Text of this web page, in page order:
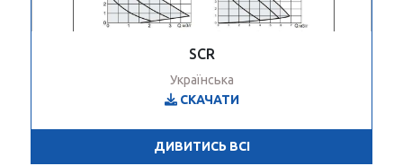
SCR
Українська
СКАЧАТИ
ДИВИТИСЬ ВСІ